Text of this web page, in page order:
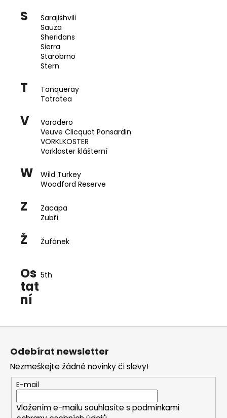
S
Sarajishvili
Sauza
Sheridans
Sierra
Starobrno
Stern
T
Tanqueray
Tatratea
V
Varadero
Veuve Clicquot Ponsardin
VORKLKOSTER
Vorkloster klášterní
W
Wild Turkey
Woodford Reserve
Z
Zacapa
Zubří
Ž Žufánek
Os
tat
ní
5th
Z
Odebírat newsletter
Nezmeškejte žádné novinky či slevy!
E-mail
Vložením e-mailu souhlasíte s podmínkami